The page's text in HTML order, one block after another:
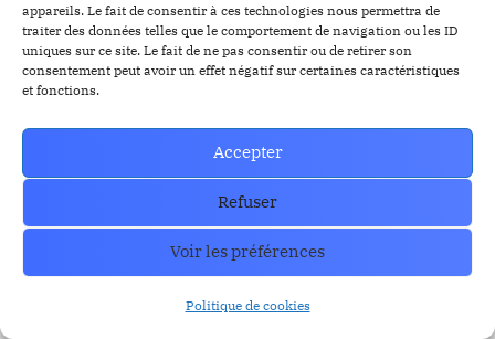
appareils. Le fait de consentir à ces technologies nous permettra de
traiter des données telles que le comportement de navigation ou les ID
uniques sur ce site. Le fait de ne pas consentir ou de retirer son
consentement peut avoir un effet négatif sur certaines caractéristiques
et fonctions.
Accepter
Refuser
Voir les préférences
Politique de cookies
Contact our support team if you need
help or have any questions?